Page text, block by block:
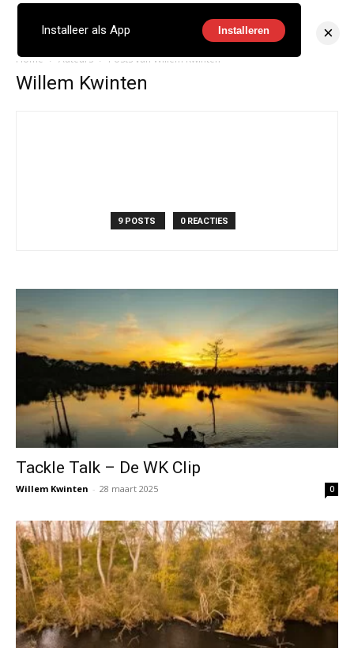
Home Auteurs Posts van Willem Kwinten
Willem Kwinten
9 POSTS 0 REACTIES
Tackle Talk – De WK Clip
Willem Kwinten - 28 maart 2025 0
Installeer als App Installeren ×